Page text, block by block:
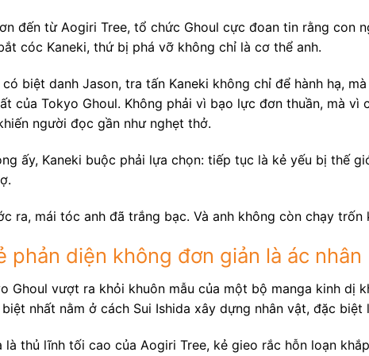
đến từ Aogiri Tree, tổ chức Ghoul cực đoan tin rằng con
cóc Kaneki, thứ bị phá vỡ không chỉ là cơ thể anh.
có biệt danh Jason, tra tấn Kaneki không chỉ để hành hạ,
của Tokyo Ghoul. Không phải vì bạo lực đơn thuần, mà
người đọc gần như nghẹt thở.
ấy, Kaneki buộc phải lựa chọn: tiếp tục là kẻ yếu bị thế
ra, mái tóc anh đã trắng bạc. Và anh không còn chạy trốn
phản diện không đơn giản là ác nhân
Ghoul vượt ra khỏi khuôn mẫu của một bộ manga kinh dị
nhất nằm ở cách Sui Ishida xây dựng nhân vật, đặc biệt
là thủ lĩnh tối cao của Aogiri Tree, kẻ gieo rắc hỗn loạn